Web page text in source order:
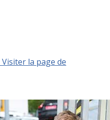
Visiter la page de